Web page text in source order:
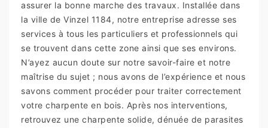
assurer la bonne marche des travaux. Installée dans
la ville de Vinzel 1184, notre entreprise adresse ses
services à tous les particuliers et professionnels qui
se trouvent dans cette zone ainsi que ses environs.
N’ayez aucun doute sur notre savoir-faire et notre
maîtrise du sujet ; nous avons de l’expérience et nous
savons comment procéder pour traiter correctement
votre charpente en bois. Après nos interventions,
retrouvez une charpente solide, dénuée de parasites